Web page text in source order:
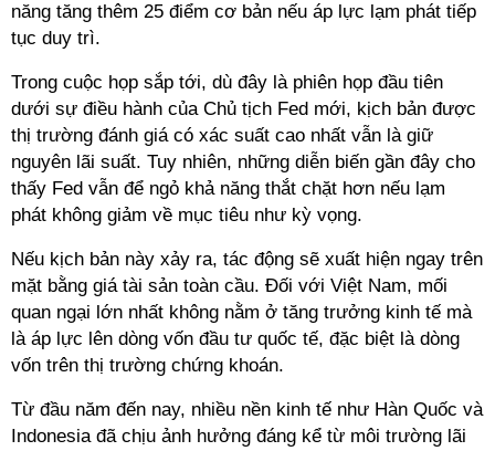
năng tăng thêm 25 điểm cơ bản nếu áp lực lạm phát tiếp
tục duy trì.
Trong cuộc họp sắp tới, dù đây là phiên họp đầu tiên
dưới sự điều hành của Chủ tịch Fed mới, kịch bản được
thị trường đánh giá có xác suất cao nhất vẫn là giữ
nguyên lãi suất. Tuy nhiên, những diễn biến gần đây cho
thấy Fed vẫn để ngỏ khả năng thắt chặt hơn nếu lạm
phát không giảm về mục tiêu như kỳ vọng.
Nếu kịch bản này xảy ra, tác động sẽ xuất hiện ngay trên
mặt bằng giá tài sản toàn cầu. Đối với Việt Nam, mối
quan ngại lớn nhất không nằm ở tăng trưởng kinh tế mà
là áp lực lên dòng vốn đầu tư quốc tế, đặc biệt là dòng
vốn trên thị trường chứng khoán.
Từ đầu năm đến nay, nhiều nền kinh tế như Hàn Quốc và
Indonesia đã chịu ảnh hưởng đáng kể từ môi trường lãi